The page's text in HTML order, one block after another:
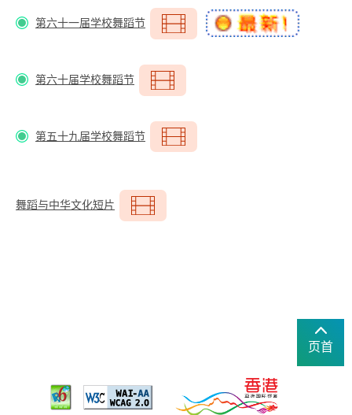
第六十一届学校舞蹈节
第六十届学校舞蹈节
第五十九届学校舞蹈节
舞蹈与中华文化短片
页首